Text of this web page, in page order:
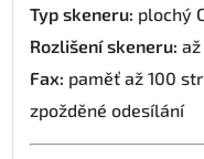
Typ skeneru: plochý
Rozlišení skeneru: až
Fax: paměť až 100
zpožděné odesílání